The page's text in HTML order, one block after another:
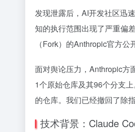
发现泄露后，AI开发社区迅
知的执行范围出现了严重偏
（Fork）的Anthropic官方
面对舆论压力，Anthropic方
1个原始仓库及其96个分支
的仓库。我们已经撤回了除
技术背景：Claude